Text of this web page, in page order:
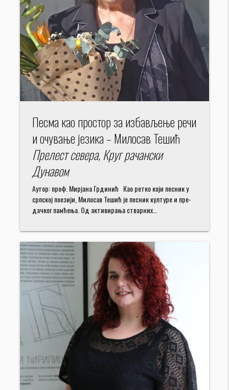
Песма као простор за избављење речи
и очување језика – Милосав Тешић
Прелест севера, Круг рачански
Дунавом
Аутор: проф. Мирјана Грдинић Као ретко који песник у
српској поезији, Милосав Тешић је песник културе и пре­
дачког памћења. Од активирања стварних…